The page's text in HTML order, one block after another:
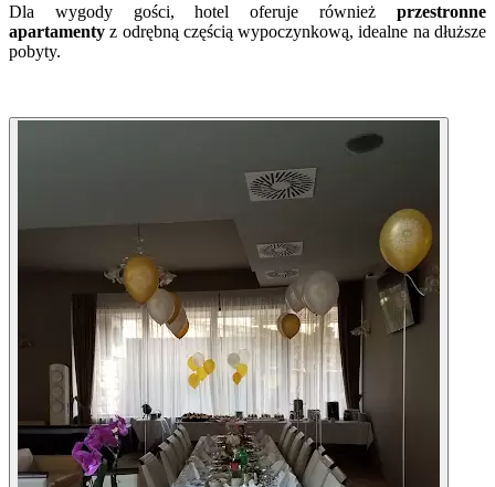
Dla wygody gości, hotel oferuje również przestronne
apartamenty z odrębną częścią wypoczynkową, idealne na dłuższe
pobyty.